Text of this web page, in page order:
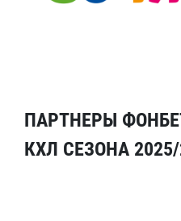
ПАРТНЕРЫ
КХЛ СЕЗОНА